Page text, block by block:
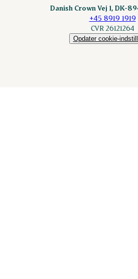
Danish Crown Vej 1, DK-
+45 8919 1919
CVR 26121264
Opdater cookie-